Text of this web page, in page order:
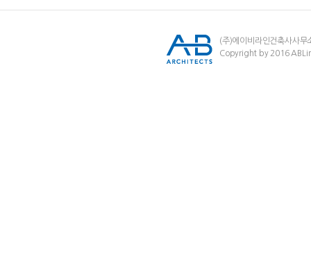
(주)에이비라인건축사사무
Copyright by 2016